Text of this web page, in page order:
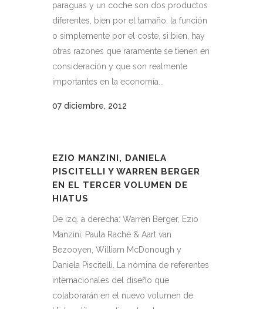
paraguas y un coche son dos productos
diferentes, bien por el tamaño, la función
o simplemente por el coste, si bien, hay
otras razones que raramente se tienen en
consideración y que son realmente
importantes en la economía...
07 diciembre, 2012
EZIO MANZINI, DANIELA
PISCITELLI Y WARREN BERGER
EN EL TERCER VOLUMEN DE
HIATUS
De izq. a derecha: Warren Berger, Ezio
Manzini, Paula Raché & Aart van
Bezooyen, William McDonough y
Daniela Piscitelli. La nómina de referentes
internacionales del diseño que
colaborarán en el nuevo volumen de